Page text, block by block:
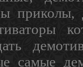
приколы,
самые